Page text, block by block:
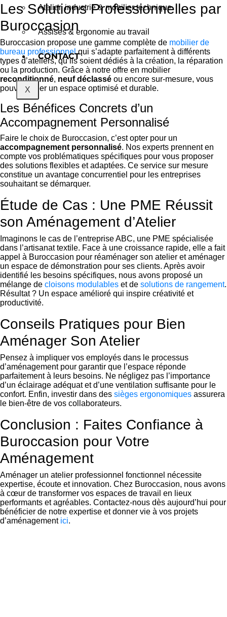
Atelier, industrie & mobilier technique
Assises & ergonomie au travail
CONTACT
X
Les Solutions Professionnelles par
Buroccasion
Buroccasion propose une gamme complète de mobilier de
bureau professionnelqui s’adapte parfaitement à différents
types d’ateliers, qu’ils soient dédiés à la création, la réparation
ou la production. Grâce à notre offre en mobilier
reconditionné, neuf déclassé ou encore sur-mesure, vous
pouvez créer un espace optimisé et durable.
Les Bénéfices Concrets d’un
Accompagnement Personnalisé
Faire le choix de Buroccasion, c’est opter pour un
accompagnement personnalisé. Nos experts prennent en
compte vos problématiques spécifiques pour vous proposer
des solutions flexibles et adaptées. Ce service sur mesure
constitue un avantage concurrentiel pour les entreprises
souhaitant se démarquer.
Étude de Cas : Une PME Réussit
son Aménagement d’Atelier
Imaginons le cas de l’entreprise ABC, une PME spécialisée
dans l’artisanat textile. Face à une croissance rapide, elle a fait
appel à Buroccasion pour réaménager son atelier et aménager
un espace de démonstration pour ses clients. Après avoir
identifié les besoins spécifiques, nous avons proposé un
mélange de cloisons modulables et de solutions de rangement.
Résultat ? Un espace amélioré qui inspire créativité et
productivité.
Conseils Pratiques pour Bien
Aménager Son Atelier
Pensez à impliquer vos employés dans le processus
d’aménagement pour garantir que l’espace réponde
parfaitement à leurs besoins. Ne négligez pas l’importance
d’un éclairage adéquat et d’une ventilation suffisante pour le
confort. Enfin, investir dans des sièges ergonomiques assurera
le bien-être de vos collaborateurs.
Conclusion : Faites Confiance à
Buroccasion pour Votre
Aménagement
Aménager un atelier professionnel fonctionnel nécessite
expertise, écoute et innovation. Chez Buroccasion, nous avons
à cœur de transformer vos espaces de travail en lieux
performants et agréables. Contactez-nous dès aujourd’hui pour
bénéficier de notre expertise et donner vie à vos projets
d’aménagement ici.